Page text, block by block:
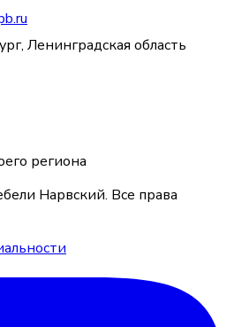
Ленинградская область
региона
Нарвский. Все права